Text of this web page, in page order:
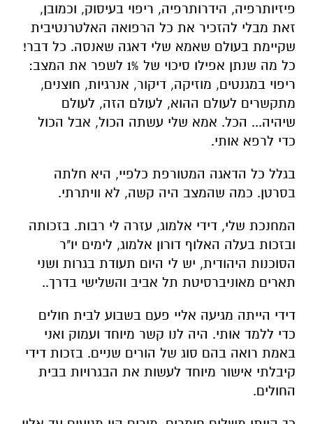
פיזיותרפיה, הידרותרפיה, ריפוי בעיסוק, וכמובן,
זאת מבלי להזכיר את כל הרפואה האלטרנטיבית
שקיימת בעולם שאמא שלי דאגה שאנסה. כל דבר!
כל מה שנתן אפילו סיכוי של 1% לשפר את המצב:
ריפוי במגנטים, מוזיקה, דיקור, אנרגיות, חוצנים,
מתקשרים לעולם ההוא, לעולם הזה, לעולם
שיהיה... הכל. אמא שלי עשתה הכול, אבל הכול
כדי לרפא אותי.
בגלל כל הדאגה המטורפת כלפיי, היא חלתה
בסרטן. כמה שהמצב היה קשה, לא וויתרתי.
המחנכת שלי, דידי אלמוג, עזרה לי רבות. בזכותה
ובזכות בעלה האלוף דורון אלמוג, לימים יו"ר
הסוכנות היהודית, יש לי היום תעודת בגרות ושני
תארים מאוניברסיטת תל אביב והשלישי בדרך..
דידי הייתה מגיעה אליי פעם בשבוע לבית חולים
כדי ללמד אותי. היה לנו קשר מיוחד ועמוק ואני
באמת רואה בהם סוג של הורים שניים. בזכות דידי
קיבלתי אישור מיוחד לעשות את הבגרויות בבית
החולים.